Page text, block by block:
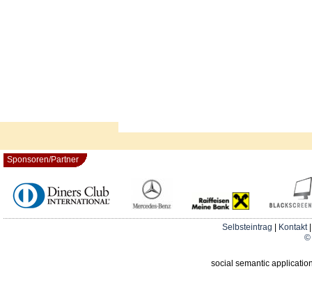
Sponsoren/Partner
Selbsteintrag Kontakt
©
social semantic